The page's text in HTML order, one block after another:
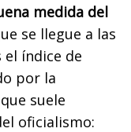
medida del
se llegue a las
índice de
por la
suele
oficialismo: